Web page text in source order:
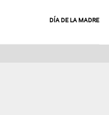
Día de la Madre